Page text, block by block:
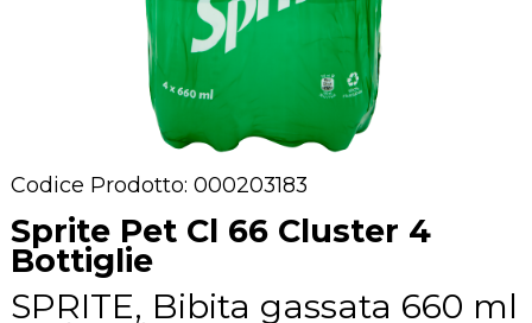
Codice Prodotto: 000203183
Sprite Pet Cl 66 Cluster 4
Bottiglie
SPRITE, Bibita gassata 660 ml